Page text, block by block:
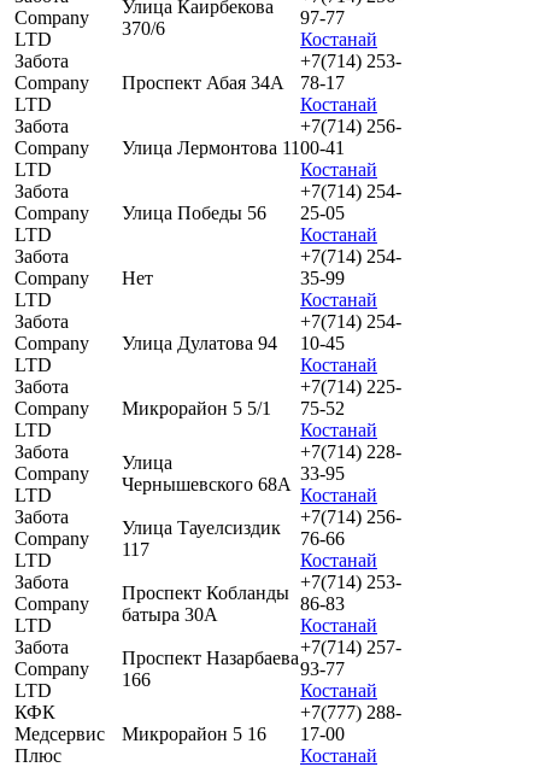
Company
LTD
Улица Каирбекова
370/6
97-77
Костанай
Забота
Company
LTD
Проспект Абая 34А
+7(714) 253-
78-17
Костанай
Забота
Company
LTD
Улица Лермонтова 11
+7(714) 256-
00-41
Костанай
Забота
Company
LTD
Улица Победы 56
+7(714) 254-
25-05
Костанай
Забота
Company
LTD
Нет
+7(714) 254-
35-99
Костанай
Забота
Company
LTD
Улица Дулатова 94
+7(714) 254-
10-45
Костанай
Забота
Company
LTD
Микрорайон 5 5/1
+7(714) 225-
75-52
Костанай
Забота
Company
LTD
Улица
Чернышевского 68А
+7(714) 228-
33-95
Костанай
Забота
Company
LTD
Улица Тауелсиздик
117
+7(714) 256-
76-66
Костанай
Забота
Company
LTD
Проспект Кобланды
батыра 30А
+7(714) 253-
86-83
Костанай
Забота
Company
LTD
Проспект Назарбаева
166
+7(714) 257-
93-77
Костанай
КФК
Медсервис
Плюс
Микрорайон 5 16
+7(777) 288-
17-00
Костанай